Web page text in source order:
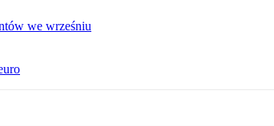
we wrześniu